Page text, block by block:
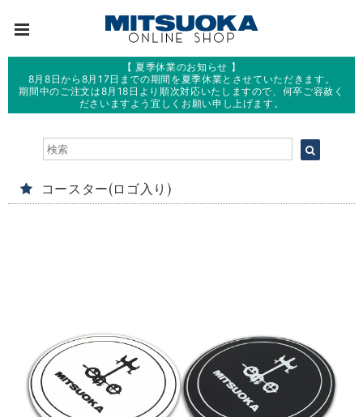
【 夏季休業のお知らせ 】
8月8日から8月17日までの期間を夏季休業とさせていただきます。
期間中のご注文は8月18日より順次対応いたしますので、何卒ご容赦く
ださいますよう宜しくお願い申し上げます。
コースター(ロゴ入り)